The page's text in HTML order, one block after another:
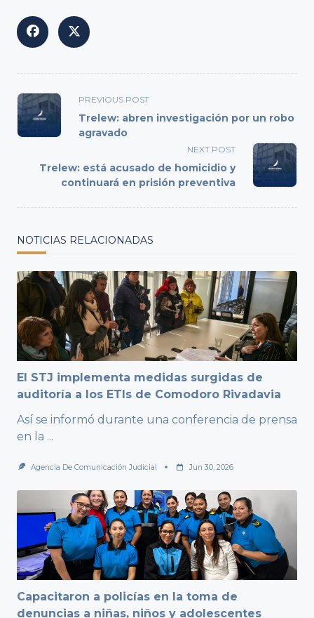
<span
class="nav-
subtitle
reader-
text">Page</span>
PREVIOUS POST
Trelew: abren investigación por un robo
agravado
NEXT POST
Trelew: está acusado de homicidio y
continuará en prisión preventiva
NOTICIAS RELACIONADAS
El STJ implementa medidas surgidas de
auditoría a los ETIs de Comodoro Rivadavia
Así se informó durante una conferencia de prensa
en la ...
Agencia De Comunicación Judicial Jun 30, 2026
Capacitaron a policías en la toma de
denuncias a niñas, niños y adolescentes